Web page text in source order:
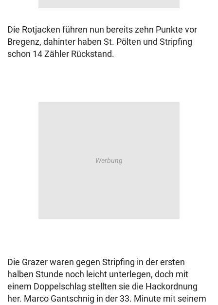
Die Rotjacken führen nun bereits zehn Punkte vor
Bregenz, dahinter haben St. Pölten und Stripfing
schon 14 Zähler Rückstand.
Die Grazer waren gegen Stripfing in der ersten
halben Stunde noch leicht unterlegen, doch mit
einem Doppelschlag stellten sie die Hackordnung
her. Marco Gantschnig in der 33. Minute mit seinem